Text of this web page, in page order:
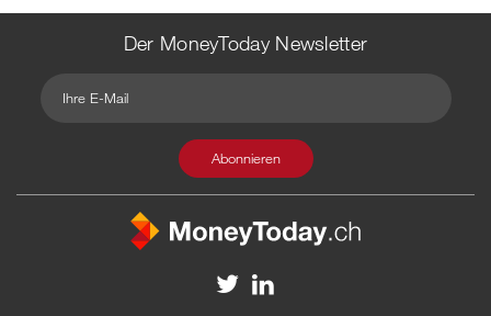
Der MoneyToday Newsletter